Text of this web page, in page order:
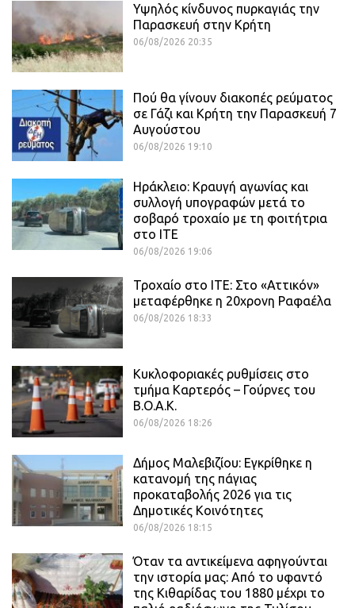
Υψηλός κίνδυνος πυρκαγιάς την
Παρασκευή στην Κρήτη
06/08/2026 20:35
Πού θα γίνουν διακοπές ρεύματος
σε Γάζι και Κρήτη την Παρασκευή 7
Αυγούστου
06/08/2026 19:10
Ηράκλειο: Κραυγή αγωνίας και
συλλογή υπογραφών μετά το
σοβαρό τροχαίο με τη φοιτήτρια
στο ΙΤΕ
06/08/2026 19:06
Τροχαίο στο ΙΤΕ: Στο «Αττικόν»
μεταφέρθηκε η 20χρονη Ραφαέλα
06/08/2026 18:33
Κυκλοφοριακές ρυθμίσεις στο
τμήμα Καρτερός – Γούρνες του
Β.Ο.Α.Κ.
06/08/2026 18:26
Δήμος Μαλεβιζίου: Εγκρίθηκε η
κατανομή της πάγιας
προκαταβολής 2026 για τις
Δημοτικές Κοινότητες
06/08/2026 18:15
Όταν τα αντικείμενα αφηγούνται
την ιστορία μας: Από το υφαντό
της Κιθαρίδας του 1880 μέχρι το